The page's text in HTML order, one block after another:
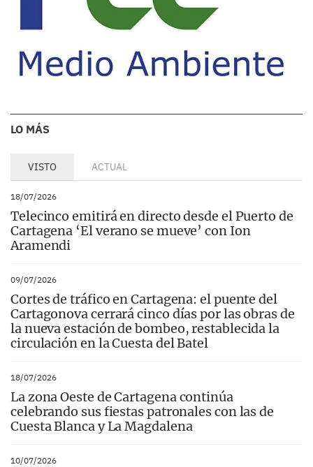
LO MÁS
VISTO ACTUAL
18/07/2026
Telecinco emitirá en directo desde el Puerto de
Cartagena ‘El verano se mueve’ con Ion
Aramendi
09/07/2026
Cortes de tráfico en Cartagena: el puente del
Cartagonova cerrará cinco días por las obras de
la nueva estación de bombeo, restablecida la
circulación en la Cuesta del Batel
18/07/2026
La zona Oeste de Cartagena continúa
celebrando sus fiestas patronales con las de
Cuesta Blanca y La Magdalena
10/07/2026